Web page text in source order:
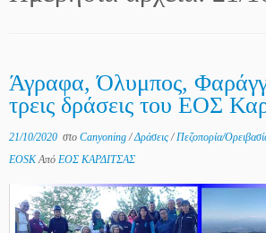
Άγραφα, Όλυμπος,
τρεις δράσεις του ΕΟΣ
21/10/2020 στο Canyoning/Δράσεις/Πεζοπορία/
EOSKΑπό ΕΟΣ ΚΑΡΔΙΤΣΑΣ